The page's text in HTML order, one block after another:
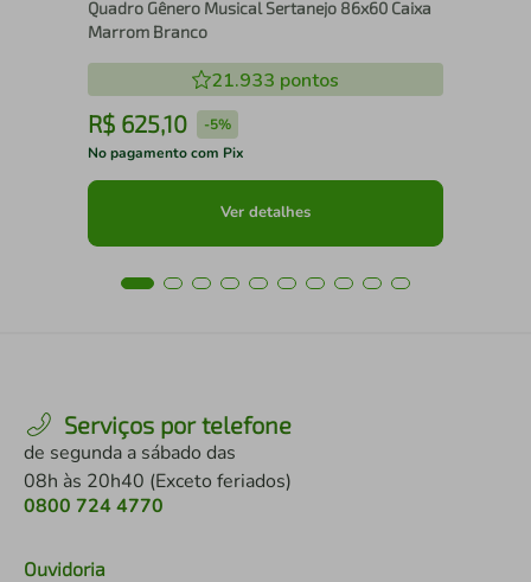
Quadro Gênero Musical Sertanejo 86x60 Caixa
Marrom Branco
21.933 pontos
R$ 625,10 -5%
No pagamento com Pix
Ver detalhes
Serviços por telefone
de segunda a sábado das
08h às 20h40 (Exceto feriados)
0800 724 4770
Ouvidoria